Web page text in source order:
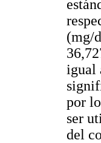
(mg/
igual
por
ser
del